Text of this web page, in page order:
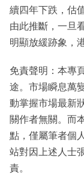
續四年下跌，估
由此推斷，一旦
明顯放緩跡象，
免責聲明：本專
途。市場瞬息萬
動掌握市場最新
關作者無關。而
點，僅屬筆者個
站對因上述人士
責。